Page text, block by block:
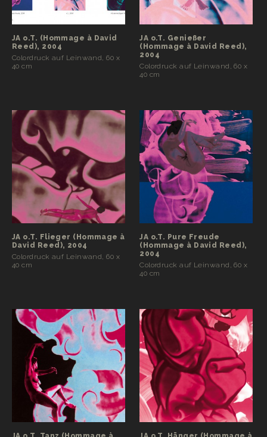
JA o.T. (Hommage à David
Reed), 2004
Colordruck auf Leinwand, 60 x
40 cm
JA o.T. Genießer
(Hommage à David Reed),
2004
Colordruck auf Leinwand, 60 x
40 cm
JA o.T. Flieger (Hommage à
David Reed), 2004
Colordruck auf Leinwand, 60 x
40 cm
JA o.T. Pure Freude
(Hommage à David Reed),
2004
Colordruck auf Leinwand, 60 x
40 cm